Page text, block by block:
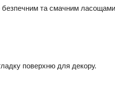
безпечним та смачним
поверхню для декору.